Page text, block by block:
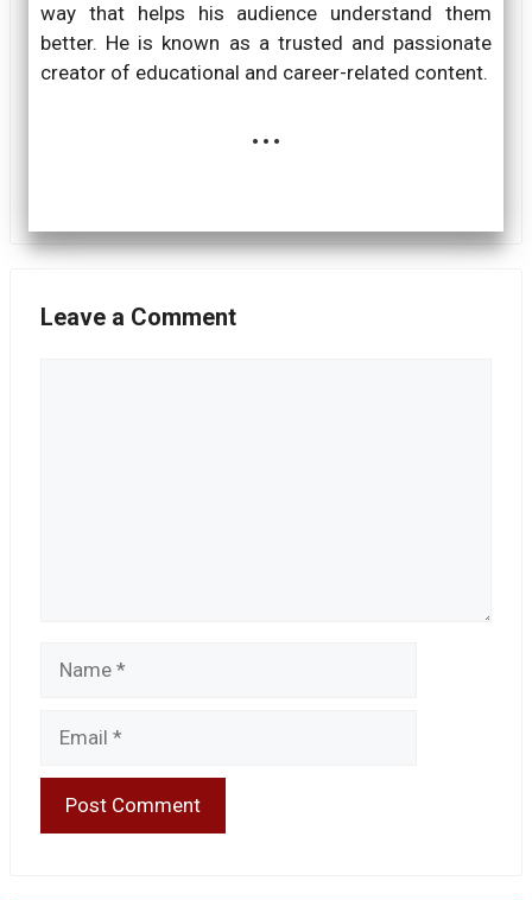
way that helps his audience understand them
better. He is known as a trusted and passionate
creator of educational and career-related content.
...
Leave a Comment